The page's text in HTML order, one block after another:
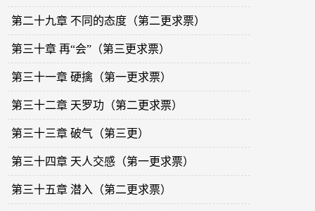
第二十九章 不同的态度（第二更求票）
第三十章 再“会”（第三更求票）
第三十一章 硬擒（第一更求票）
第三十二章 天罗功（第二更求票）
第三十三章 破气（第三更）
第三十四章 天人交感（第一更求票）
第三十五章 潜入（第二更求票）